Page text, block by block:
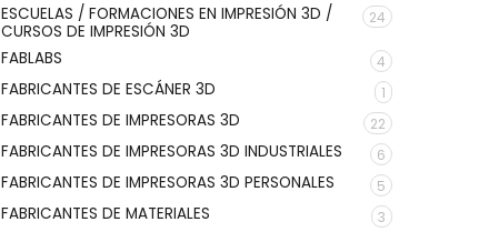
ESCUELAS / FORMACIONES EN IMPRESIÓN 3D /
CURSOS DE IMPRESIÓN 3D
24
FABLABS 4
FABRICANTES DE ESCÁNER 3D 1
FABRICANTES DE IMPRESORAS 3D 22
FABRICANTES DE IMPRESORAS 3D INDUSTRIALES 6
FABRICANTES DE IMPRESORAS 3D PERSONALES 5
FABRICANTES DE MATERIALES 3